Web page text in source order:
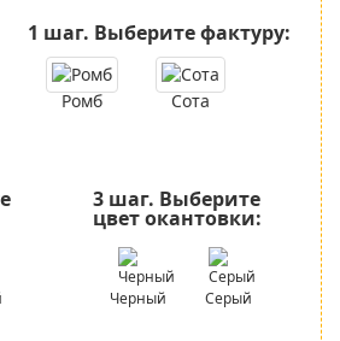
1 шаг. Выберите фактуру:
Ромб Сота
3 шаг. Выберите
цвет окантовки:
Черный Серый